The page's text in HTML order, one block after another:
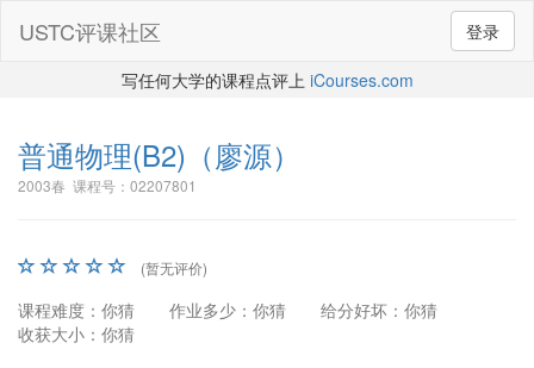
登录
USTC评课社区
写任何大学的课程点评上 iCourses.com
普通物理(B2) （廖源）
2003春 课程号：02207801
(暂无评价)
课程难度：你猜 作业多少：你猜
给分好坏：你猜
收获大小：你猜